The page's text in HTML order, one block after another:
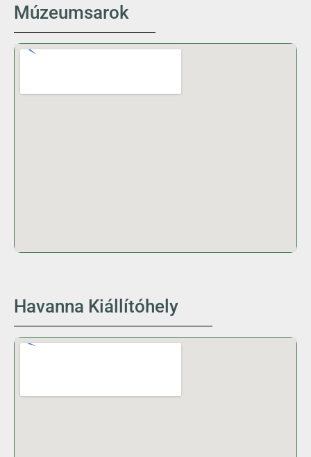
Múzeumsarok
Havanna Kiállítóhely